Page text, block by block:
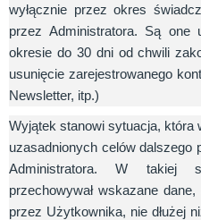
wyłącznie przez okres
przez Administratora. Są one
okresie do 30 dni od chwili
usunięcie zarejestrowanego
Newsletter, itp.)
Wyjątek stanowi sytuacja, która
uzasadnionych celów dalszego
Administratora. W takiej
przechowywał wskazane
przez Użytkownika, nie dłużej